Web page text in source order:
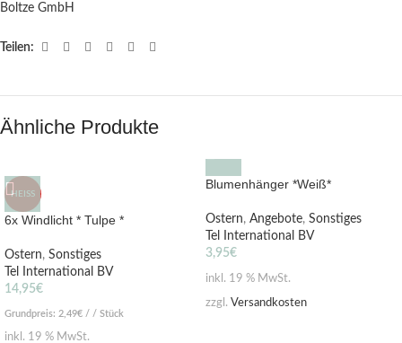
Boltze GmbH
Teilen:
Ähnliche Produkte
HEISS
6x Windlicht * Tulpe *
Ostern, Sonstiges
Tel International BV
14,95€
Grundpreis: 2,49€ / / Stück
inkl. 19 % MwSt.
Blumenhänger *Weiß*
Ostern, Angebote, Sonstiges
Tel International BV
3,95€
inkl. 19 % MwSt.
zzgl. Versandkosten